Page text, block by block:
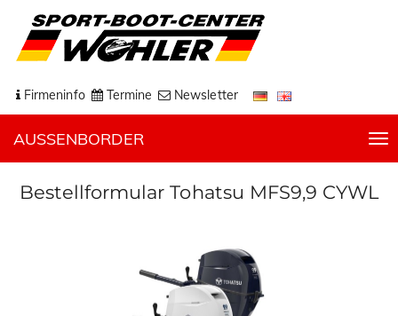
Firmeninfo Termine Newsletter
AUSSENBORDER
T
o
g
Bestellformular Tohatsu MFS9,9 CYWL